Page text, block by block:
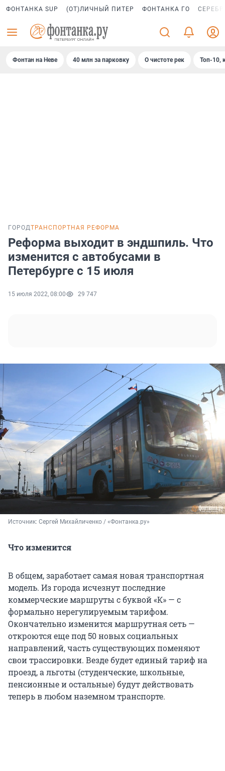
ФОНТАНКА SUP (ОТ)ЛИЧНЫЙ ПИТЕР ФОНТАНКА ГО
Фонтан на Неве 40 млн за парковку О чистоте рек Топ-10,
ГОРОДТРАНСПОРТНАЯ РЕФОРМА
Реформа выходит в эндшпиль. Что
изменится с автобусами в
Петербурге с 15 июля
15 июля 2022, 08:00 29 747
Источник: Сергей Михайличенко / «Фонтанка.ру»
Что изменится
В общем, заработает самая новая транспортная
модель. Из города исчезнут последние
коммерческие маршруты с буквой «К» — с
формально нерегулируемым тарифом.
Окончательно изменится маршрутная сеть —
откроются еще под 50 новых социальных
направлений, часть существующих поменяют
свои трассировки. Везде будет единый тариф на
проезд, а льготы (студенческие, школьные,
пенсионные и остальные) будут действовать
теперь в любом наземном транспорте.